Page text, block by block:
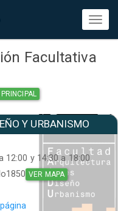
Facultativa
Y URBANISMO
12:00 y 14:30 a 18:00
VER MAPA